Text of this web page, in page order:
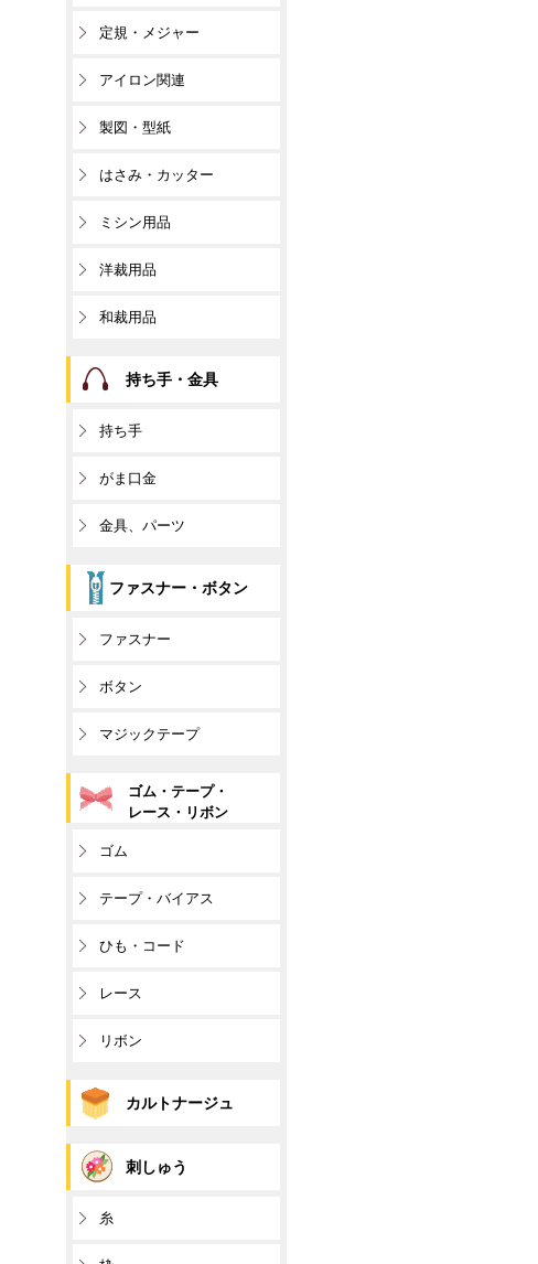
定規・メジャー
アイロン関連
製図・型紙
はさみ・カッター
ミシン用品
洋裁用品
和裁用品
持ち手・金具
持ち手
がま口金
金具、パーツ
ファスナー・ボタン
ファスナー
ボタン
マジックテープ
ゴム・テープ・
レース・リボン
ゴム
テープ・バイアス
ひも・コード
レース
リボン
カルトナージュ
刺しゅう
糸